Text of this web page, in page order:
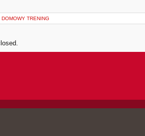
DOMOWY TRENING